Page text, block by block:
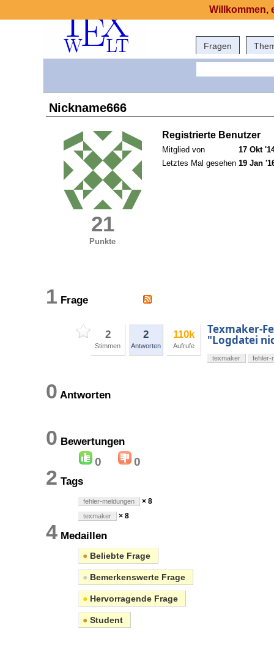
Fragen
Nickname666
21
Punkte
Registrierte Benutzer
Mitglied von
17 Okt
Letztes Mal gesehen 19 Jan
1 Frage
2
Stimmen
2
Antworten
110k
Aufrufe
Texmaker-
"Logdatei
texmaker fehler-
0 Antworten
0 Bewertungen
0 0
2 Tags
fehler-meldungen × 8
texmaker × 8
4 Medaillen
● Beliebte Frage
● Bemerkenswerte Frage
● Hervorragende Frage
● Student
Willkommen,